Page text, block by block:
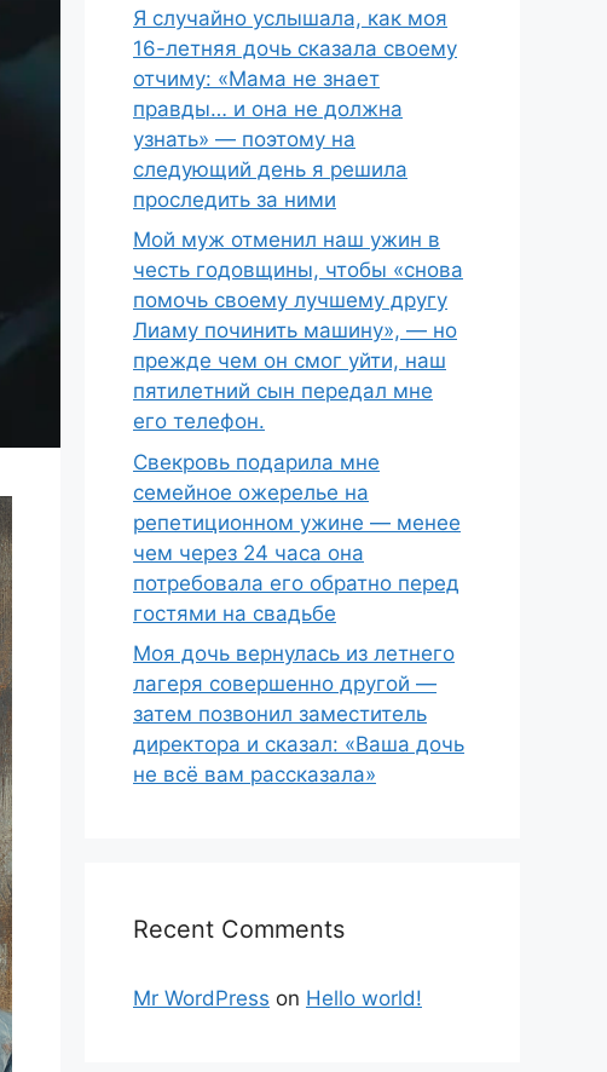
Я случайно услышала, как моя
16-летняя дочь сказала своему
отчиму: «Мама не знает
правды… и она не должна
узнать» — поэтому на
следующий день я решила
проследить за ними
Мой муж отменил наш ужин в
честь годовщины, чтобы «снова
помочь своему лучшему другу
Лиаму починить машину», — но
прежде чем он смог уйти, наш
пятилетний сын передал мне
его телефон.
Свекровь подарила мне
семейное ожерелье на
репетиционном ужине — менее
чем через 24 часа она
потребовала его обратно перед
гостями на свадьбе
Моя дочь вернулась из летнего
лагеря совершенно другой —
затем позвонил заместитель
директора и сказал: «Ваша дочь
не всё вам рассказала»
Recent Comments
Mr WordPress on Hello world!